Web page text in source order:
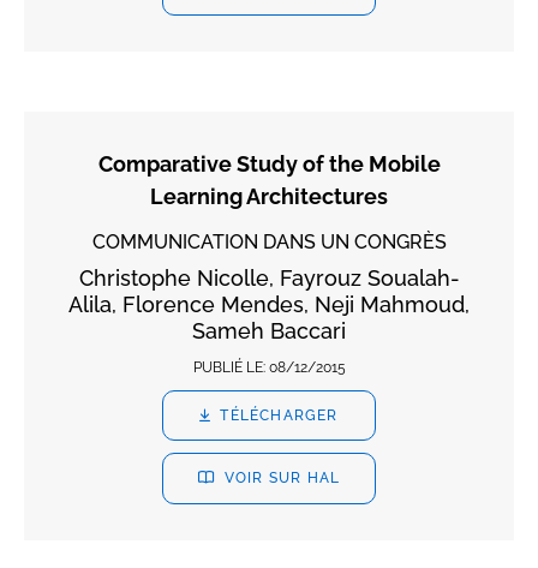
Comparative Study of the Mobile
Learning Architectures
COMMUNICATION DANS UN CONGRÈS
Christophe Nicolle, Fayrouz Soualah-
Alila, Florence Mendes, Neji Mahmoud,
Sameh Baccari
PUBLIÉ LE: 08/12/2015
TÉLÉCHARGER
VOIR SUR HAL